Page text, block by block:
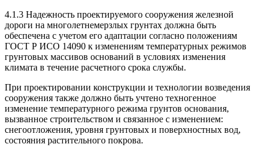
4.1.3 Надежность проектируемого сооружения железной
дороги на многолетнемерзлых грунтах должна быть
обеспечена с учетом его адаптации согласно положениям
ГОСТ Р ИСО 14090 к изменениям температурных режимов
грунтовых массивов оснований в условиях изменения
климата в течение расчетного срока службы.
При проектировании конструкции и технологии возведения
сооружения также должно быть учтено техногенное
изменение температурного режима грунтов основания,
вызванное строительством и связанное с изменением:
снегоотложения, уровня грунтовых и поверхностных вод,
состояния растительного покрова.